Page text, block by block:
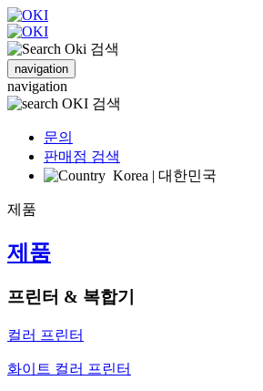
검색
navigation
navigation
검색
문의
판매점 검색
Korea | 대한민국
제품
제품
프린터 & 복합기
컬러 프린터
화이트 컬러 프린터